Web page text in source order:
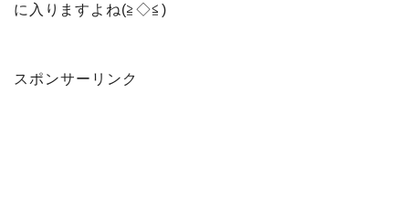
に入りますよね(≧◇≦)
スポンサーリンク